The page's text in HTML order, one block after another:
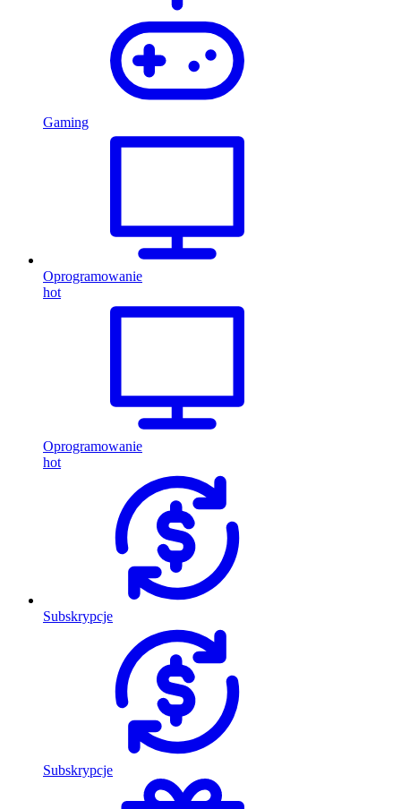
Gaming
Oprogramowanie
hot
Oprogramowanie
hot
Subskrypcje
Subskrypcje